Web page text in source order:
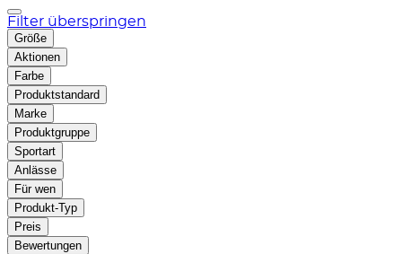
Filter überspringen
Größe
Aktionen
Farbe
Produktstandard
Marke
Produktgruppe
Sportart
Anlässe
Für wen
Produkt-Typ
Preis
Bewertungen